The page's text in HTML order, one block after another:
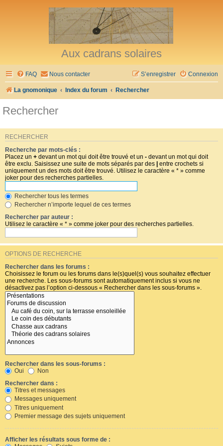
Aux cadrans solaires
FAQ Nous contacter Connexion
S’enregistrer
La gnomonique Index du forum Rechercher
Rechercher
RECHERCHER
Recherche par mots-clés :
Placez un + devant un mot qui doit être trouvé et un - devant un mot qui doit
être exclu. Saisissez une suite de mots séparés par des | entre crochets si
uniquement un des mots doit être trouvé. Utilisez le caractère « * » comme
joker pour des recherches partielles.
Rechercher tous les termes
Rechercher n’importe lequel de ces termes
Rechercher par auteur :
Utilisez le caractère « * » comme joker pour des recherches partielles.
OPTIONS DE RECHERCHE
Rechercher dans les forums :
Choisissez le forum ou les forums dans le(s)quel(s) vous souhaitez effectuer
une recherche. Les sous-forums sont automatiquement inclus si vous ne
désactivez pas l’option ci-dessous « Rechercher dans les sous-forums ».
Rechercher dans les sous-forums :
Oui
Non
Rechercher dans :
Titres et messages
Messages uniquement
Titres uniquement
Premier message des sujets uniquement
Afficher les résultats sous forme de :